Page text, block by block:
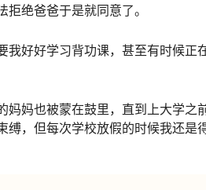
绝爸爸于是就同意了。
好好学习背功课，甚至有时候正
妈也被蒙在鼓里，直到上大学之
，但每次学校放假的时候我还是